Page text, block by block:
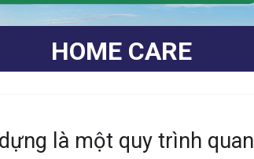
HOME CARE
là một quy trình quan